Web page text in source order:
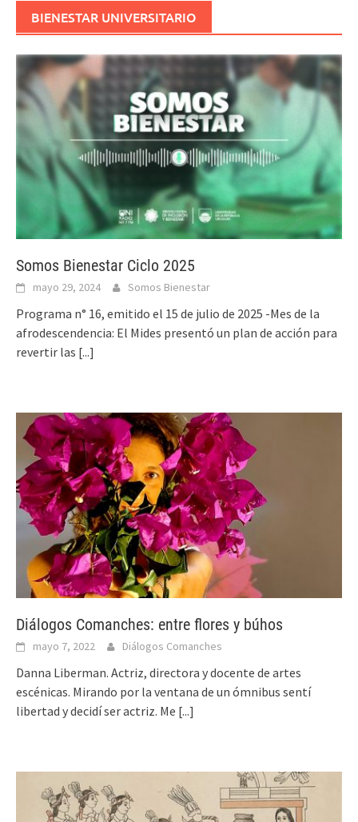
BIENESTAR UNIVERSITARIO
Somos Bienestar Ciclo 2025
mayo 29, 2024 Somos Bienestar
Programa n° 16, emitido el 15 de julio de 2025 -Mes de la
afrodescendencia: El Mides presentó un plan de acción para
revertir las [...]
Diálogos Comanches: entre flores y búhos
mayo 7, 2022 Diálogos Comanches
Danna Liberman. Actriz, directora y docente de artes
escénicas. Mirando por la ventana de un ómnibus sentí
libertad y decidí ser actriz. Me [...]